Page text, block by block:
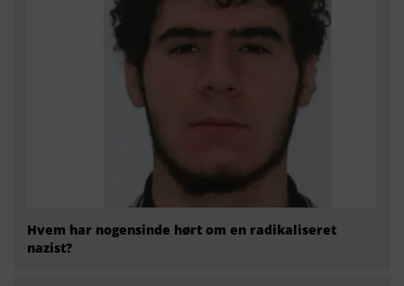
Hvem har nogensinde hørt om en radikaliseret
nazist?